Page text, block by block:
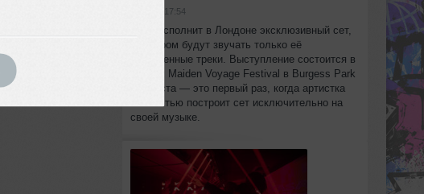
вчера в 17:54
HAAi исполнит в Лондоне эксклюзивный сет,
в котором будут звучать только её
собственные треки. Выступление состоится в
рамках Maiden Voyage Festival в Burgess Park
8 августа — это первый раз, когда артистка
полностью построит сет исключительно на
своей музыке.